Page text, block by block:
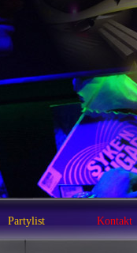
Partylist Kontakt